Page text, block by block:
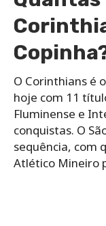
O Corinthians é
hoje com 11
Fluminense e
conquistas. O
sequência, com
Atlético Mineiro